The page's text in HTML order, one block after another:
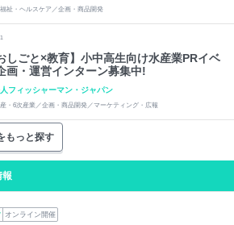
祉・ヘルスケア／企画・商品開発
しごと×教育】小中高生向け水産業PRイベ
画・運営インターン募集中!
フィッシャーマン・ジャパン
・6次産業／企画・商品開発／マーケティング・広報
もっと探す
報
オンライン開催